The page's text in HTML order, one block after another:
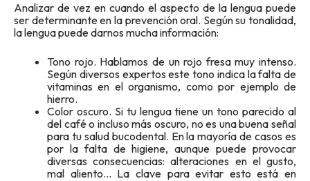
Analizar de vez en cuando el aspecto de la lengua puede
ser determinante en la prevención oral. Según su tonalidad,
la lengua puede darnos mucha información:
Tono rojo. Hablamos de un rojo fresa muy intenso.
Según diversos expertos este tono indica la falta de
vitaminas en el organismo, como por ejemplo de
hierro.
Color oscuro. Si tu lengua tiene un tono parecido al
del café o incluso más oscuro, no es una buena señal
para tu salud bucodental. En la mayoría de casos es
por la falta de higiene, aunque puede provocar
diversas consecuencias: alteraciones en el gusto,
mal aliento… La clave para evitar esto está en